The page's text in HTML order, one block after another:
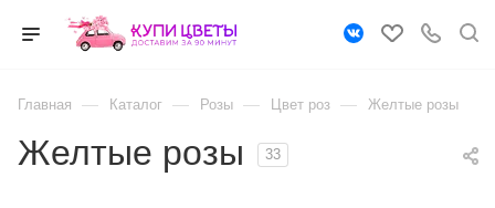
Главная — Каталог — Розы — Цвет роз — Желтые розы
Желтые розы 33